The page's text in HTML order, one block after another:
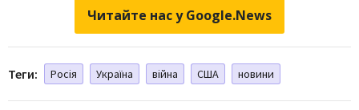
Читайте нас у Google.News
Теги: Росія Україна війна США новини